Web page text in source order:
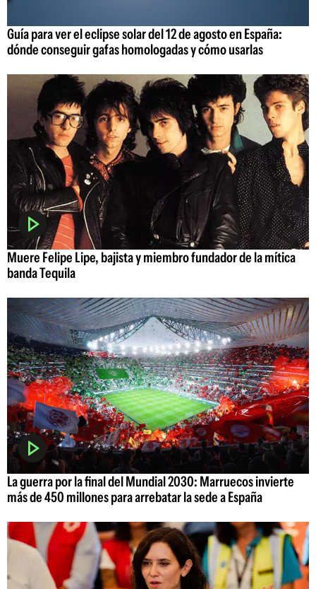
Guía para ver el eclipse solar del 12 de agosto en España:
dónde conseguir gafas homologadas y cómo usarlas
Muere Felipe Lipe, bajista y miembro fundador de la mítica
banda Tequila
La guerra por la final del Mundial 2030: Marruecos invierte
más de 450 millones para arrebatar la sede a España